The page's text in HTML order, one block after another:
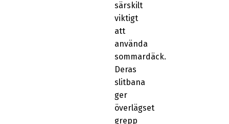
särskilt
viktigt
att
använda
sommardäck.
Deras
slitbana
ger
överlägset
grepp